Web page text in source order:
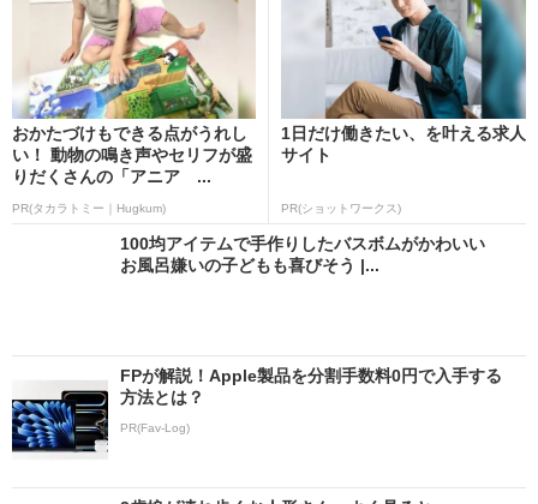
おかたづけもできる点がうれし
い！ 動物の鳴き声やセリフが盛
りだくさんの「アニア ...
PR(タカラトミー｜Hugkum)
1日だけ働きたい、を叶える求人
サイト
PR(ショットワークス)
100均アイテムで手作りしたバスボムがかわいい
お風呂嫌いの子どもも喜びそう |...
FPが解説！Apple製品を分割手数料0円で入手する
方法とは？
PR(Fav-Log)